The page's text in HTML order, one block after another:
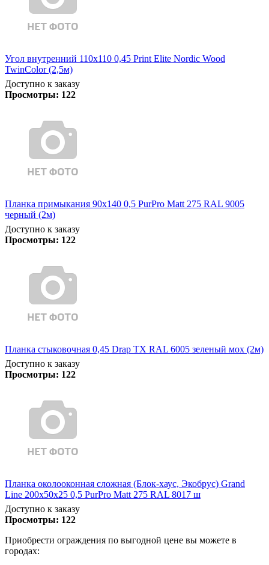
Угол внутренний 110х110 0,45 Print Elite Nordic Wood
TwinColor (2,5м)
Доступно к заказу
Просмотры: 122
Планка примыкания 90х140 0,5 PurPro Matt 275 RAL 9005
черный (2м)
Доступно к заказу
Просмотры: 122
Планка стыковочная 0,45 Drap TX RAL 6005 зеленый мох (2м)
Доступно к заказу
Просмотры: 122
Планка околооконная сложная (Блок-хаус, Экобрус) Grand
Line 200х50х25 0,5 PurPro Matt 275 RAL 8017 ш
Доступно к заказу
Просмотры: 122
Приобрести ограждения по выгодной цене вы можете в
городах: